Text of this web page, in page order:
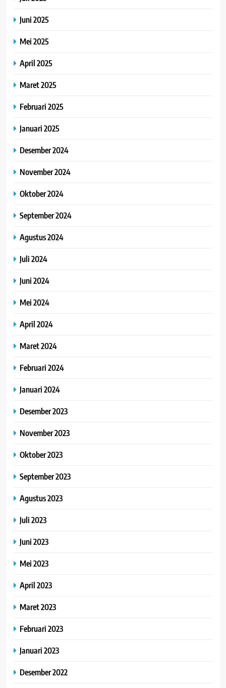
Juni 2025
Mei 2025
April 2025
Maret 2025
Februari 2025
Januari 2025
Desember 2024
November 2024
Oktober 2024
September 2024
Agustus 2024
Juli 2024
Juni 2024
Mei 2024
April 2024
Maret 2024
Februari 2024
Januari 2024
Desember 2023
November 2023
Oktober 2023
September 2023
Agustus 2023
Juli 2023
Juni 2023
Mei 2023
April 2023
Maret 2023
Februari 2023
Januari 2023
Desember 2022